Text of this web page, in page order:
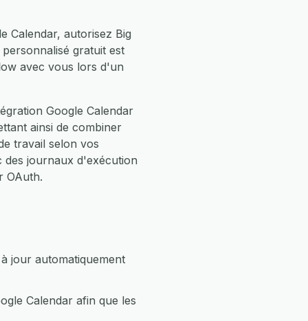
Calendar, autorisez Big
gratuit est
avec vous lors d'un
Google Calendar
ainsi de combiner
travail selon vos
des journaux d'exécution
OAuth.
jour automatiquement
Calendar afin que les